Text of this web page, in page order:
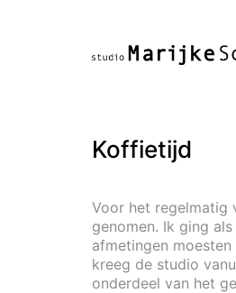
Koffietijd
Voor het regelmatig
genomen. Ik ging
afmetingen
kreeg de studio
onderdeel van het